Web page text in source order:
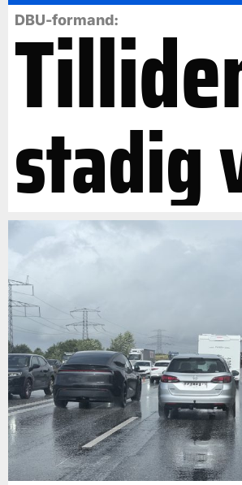
DBU-formand:
stadig